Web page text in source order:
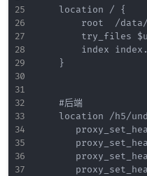
    location / {
root  /
try_files
index
    }
    #后端
location /h5/